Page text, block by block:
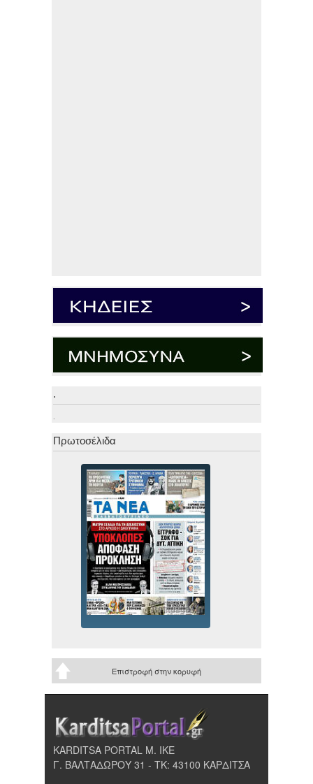
.
.
Πρωτοσέλιδα
Επιστροφή στην κορυφή
KARDITSA PORTAL Μ. ΙΚΕ
Γ. ΒΑΛΤΑΔΩΡΟΥ 31 - ΤΚ: 43100 ΚΑΡΔΙΤΣΑ